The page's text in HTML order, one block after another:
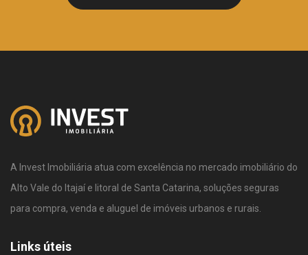
A Invest Imobiliária atua com excelência no mercado imobiliário do
Alto Vale do Itajaí e litoral de Santa Catarina, soluções seguras
para compra, venda e aluguel de imóveis urbanos e rurais.
Links úteis